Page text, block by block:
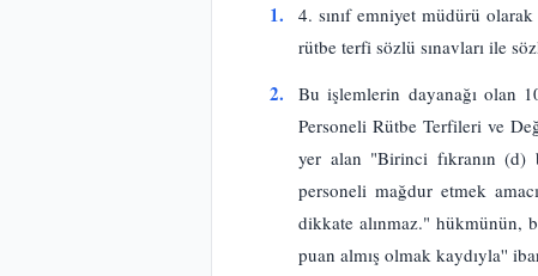
1.
4. sınıf emniyet müdürü
rütbe terfi sözlü sınavları ile
2.
Bu işlemlerin dayanağı olan
Personeli Rütbe Terfileri ve
yer alan "Birinci fıkranın (d)
personeli mağdur etmek
dikkate alınmaz." hükmünün,
puan almış olmak kaydıyla''